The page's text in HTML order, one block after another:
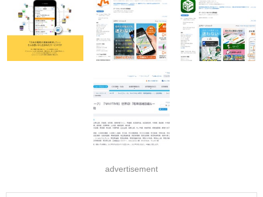
advertisement